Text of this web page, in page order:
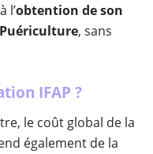
l’obtention de son
Puériculture, sans
IFAP ?
le coût global de la
également de la